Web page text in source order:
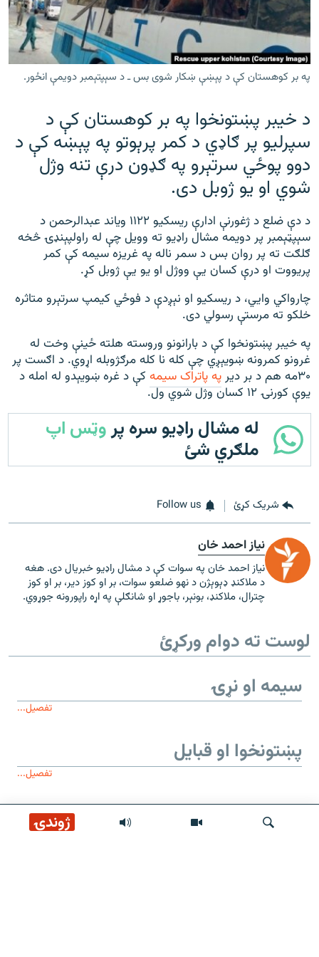
۱۴ ساعته راډیويي خپرونې
Gandhara
موږ وڅارئ
د ازادې اروپا راډیو ټولې ووبپاڼې
ژوندۍ
په بر کوهستان کې د پېښې ښکار شوی بس ـ د سېپتېمبر دویمې انځور.
د خیبر پښتونخوا په بر کوهستان کې د
سپرلیو پر ګاډي د کمر پرېوتو په پېښه کې د
دوو پوځي سرتېرو په ګډون درې تنه وژل
شوي او یو ژوبل دی.
د دې ضلع د ژغورنې ادارې ریسکیو ۱۱۲۲ ویاند عبدالرحمن د
سېپټېمبر پر دویمه مشال راډیو ته وویل چې له راولپېنډۍ څخه
ګلګت ته پر روان بس د سمر ناله په غريزه سیمه کې کمر
پریووت او درې کسان يې ووژل او یو يې ژوبل کړ.
چارواکي وایي، د ریسکیو او نېږدې د فوځي کیمپ سرتېرو متاثره
خلکو ته مرستې رسولي دی.
په خیبر پښتونخوا کې د بارانونو وروسته هلته ځینې وخت له
غرونو کمرونه ښويېږي چې کله نا کله مرګژوبله اړوي. د اګست پر
۳۰مه هم د بر دیر
په پاتراک سیمه کې د غره ښويېدو له امله د
یوې کورنۍ ۱۲ کسان وژل شوي ول.
له مشال راډیو سره پروټس اپ
ملګري شئ
شریک کړئ Follow us
نیاز احمد خان
نیاز احمد خان په سوات کې د مشال راډیو خبریال دی. هغه
د ملاکنډ ډېوېژن د نهو ضلعو سوات، بر او کوز دیر، بر او کوز
چترال، ملاکنډ، بونېر، باجوړ او شانګلې په اړه راپورونه جوړوي.
لوست ته دوام ورکړئ
سیمه او نړۍ
تفصیل...
پښتونخوا او قبایل
تفصیل...
موږ وڅارئ